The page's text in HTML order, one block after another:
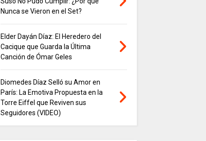
Nunca se Vieron en el Set?
Elder Dayán Díaz: El Heredero del
Cacique que Guarda la Última
Canción de Ómar Geles
Diomedes Díaz Selló su Amor en
París: La Emotiva Propuesta en la
Torre Eiffel que Reviven sus
Seguidores (VIDEO)